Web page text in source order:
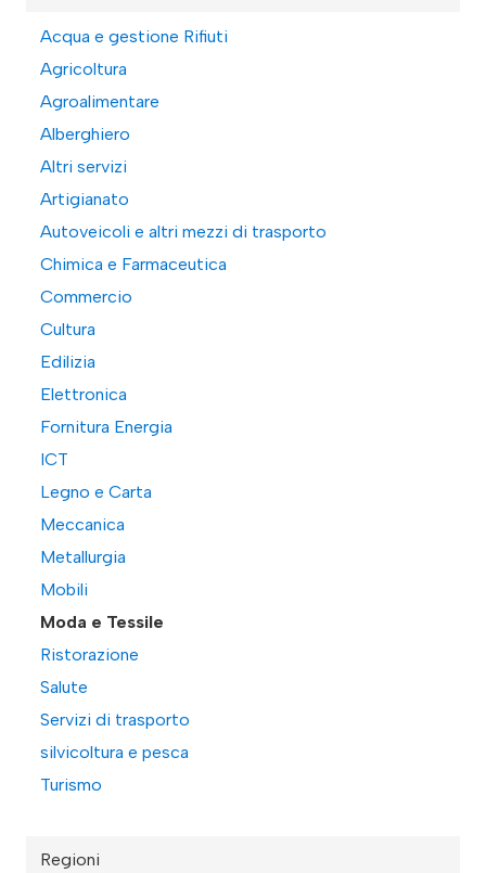
Acqua e gestione Rifiuti
Agricoltura
Agroalimentare
Alberghiero
Altri servizi
Artigianato
Autoveicoli e altri mezzi di trasporto
Chimica e Farmaceutica
Commercio
Cultura
Edilizia
Elettronica
Fornitura Energia
ICT
Legno e Carta
Meccanica
Metallurgia
Mobili
Moda e Tessile
Ristorazione
Salute
Servizi di trasporto
silvicoltura e pesca
Turismo
Regioni